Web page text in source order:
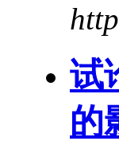
试
的